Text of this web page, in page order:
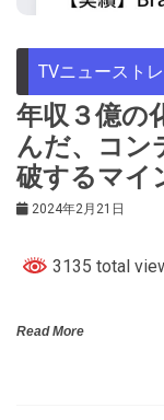
TVニュースト
年収３億の
んだ、コン
破するマイ
2024年2月21日
3135 total
Read More